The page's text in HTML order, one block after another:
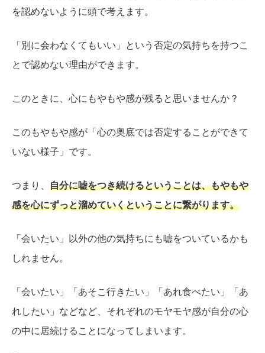
を認めないように頭で考えます。
「別に会わなくてもいい」という否定の気持ちを持つこ
とで認めない理由ができます。
このときに、心にもやもや感が残ると思いませんか？
このもやもや感が「心の奥底では否定することができて
いない様子」です。
つまり、 自分に嘘をつき続けるということは、もやもや
感を心にずっと溜めていくということに繋がります。
「会いたい」以外の他の気持ちにも嘘をついているかも
しれません。
「会いたい」「あそこ行きたい」「あれ食べたい」「あ
れしたい」などなど、それぞれのモヤモヤ感が自分の心
の中に居続けることになってしまいます。